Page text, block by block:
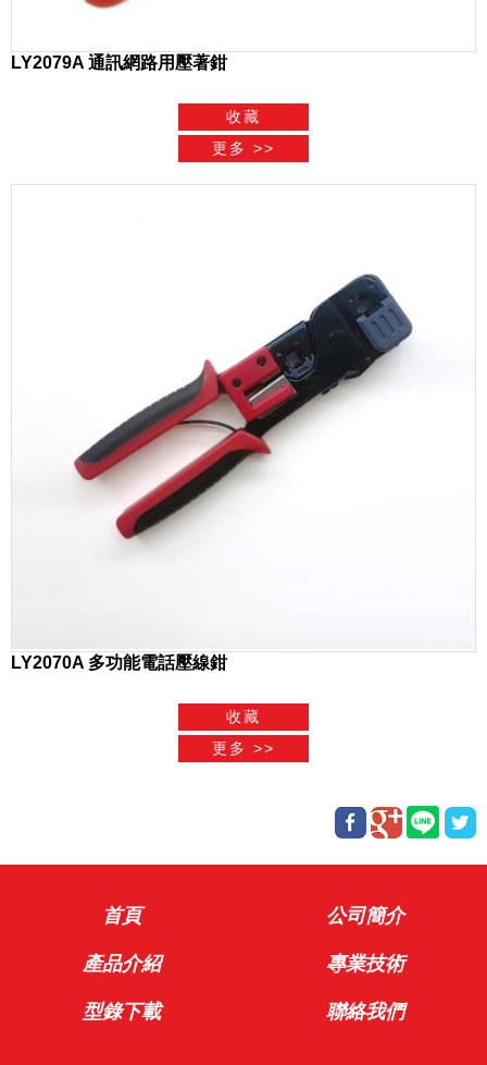
LY2079A 通訊網路用壓著鉗
LY2070A 多功能電話壓線鉗
首頁 公司簡介
產品介紹 專業技術
型錄下載 聯絡我們